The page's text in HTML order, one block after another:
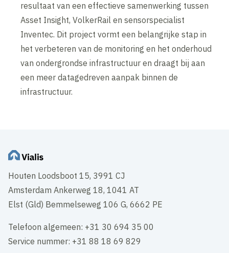
resultaat van een effectieve samenwerking tussen
Asset Insight, VolkerRail en sensorspecialist
Inventec. Dit project vormt een belangrijke stap in
het verbeteren van de monitoring en het onderhoud
van ondergrondse infrastructuur en draagt bij aan
een meer datagedreven aanpak binnen de
infrastructuur.
Houten Loodsboot 15, 3991 CJ
Amsterdam Ankerweg 18, 1041 AT
Elst (Gld) Bemmelseweg 106 G, 6662 PE
Telefoon algemeen: +31 30 694 35 00
Service nummer: +31 88 18 69 829